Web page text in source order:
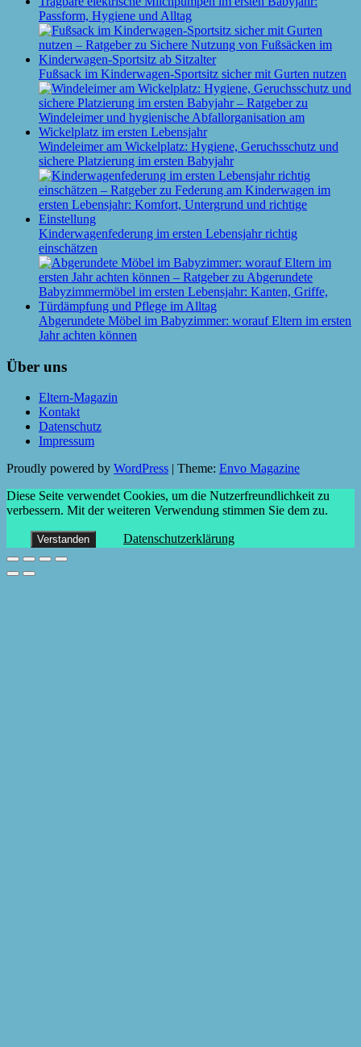
Passform, Hygiene und Alltag
Fußsack im Kinderwagen-Sportsitz sicher mit Gurten nutzen
Windeleimer am Wickelplatz: Hygiene, Geruchsschutz und
sichere Platzierung im ersten Babyjahr
Kinderwagenfederung im ersten Lebensjahr richtig
einschätzen
Abgerundete Möbel im Babyzimmer: worauf Eltern im ersten
Jahr achten können
Über uns
Eltern-Magazin
Kontakt
Datenschutz
Impressum
Proudly powered by WordPress Theme: Envo Magazine
Diese Seite verwendet Cookies, um die Nutzerfreundlichkeit zu
verbessern. Mit der weiteren Verwendung stimmen Sie dem zu.
Verstanden Datenschutzerklärung